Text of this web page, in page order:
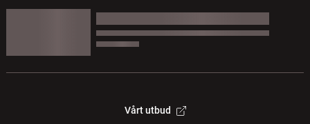
Vårt utbud